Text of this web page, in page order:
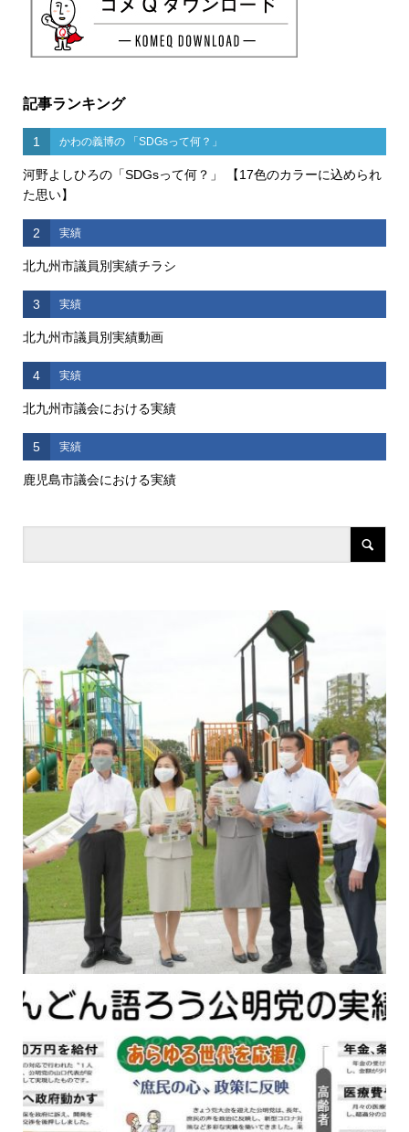
記事ランキング
1 かわの義博の 「SDGsって何？」
河野よしひろの「SDGsって何？」 【17色のカラーに込められ
た思い】
2 実績
北九州市議員別実績チラシ
3 実績
北九州市議員別実績動画
4 実績
北九州市議会における実績
5 実績
鹿児島市議会における実績